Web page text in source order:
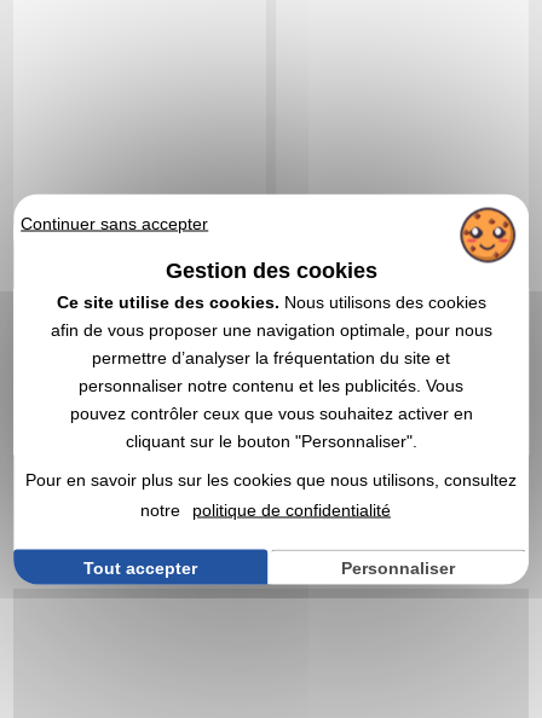
2,50 CHF
Marquage non compris
DEVIS EXPRESS
A partir denous consulter
Article disponible
En stock: 2 131 articles
DEVIS EXPRESS
1
Continuer sans accepter
Gestion des cookies
Ce site utilise des cookies. Nous utilisons des cookies
afin de vous proposer une navigation optimale, pour nous
permettre d’analyser la fréquentation du site et
personnaliser notre contenu et les publicités. Vous
pouvez contrôler ceux que vous souhaitez activer en
cliquant sur le bouton "Personnaliser".
Pour en savoir plus sur les cookies que nous utilisons, consultez
notre
politique de confidentialité
Tout accepter Personnaliser